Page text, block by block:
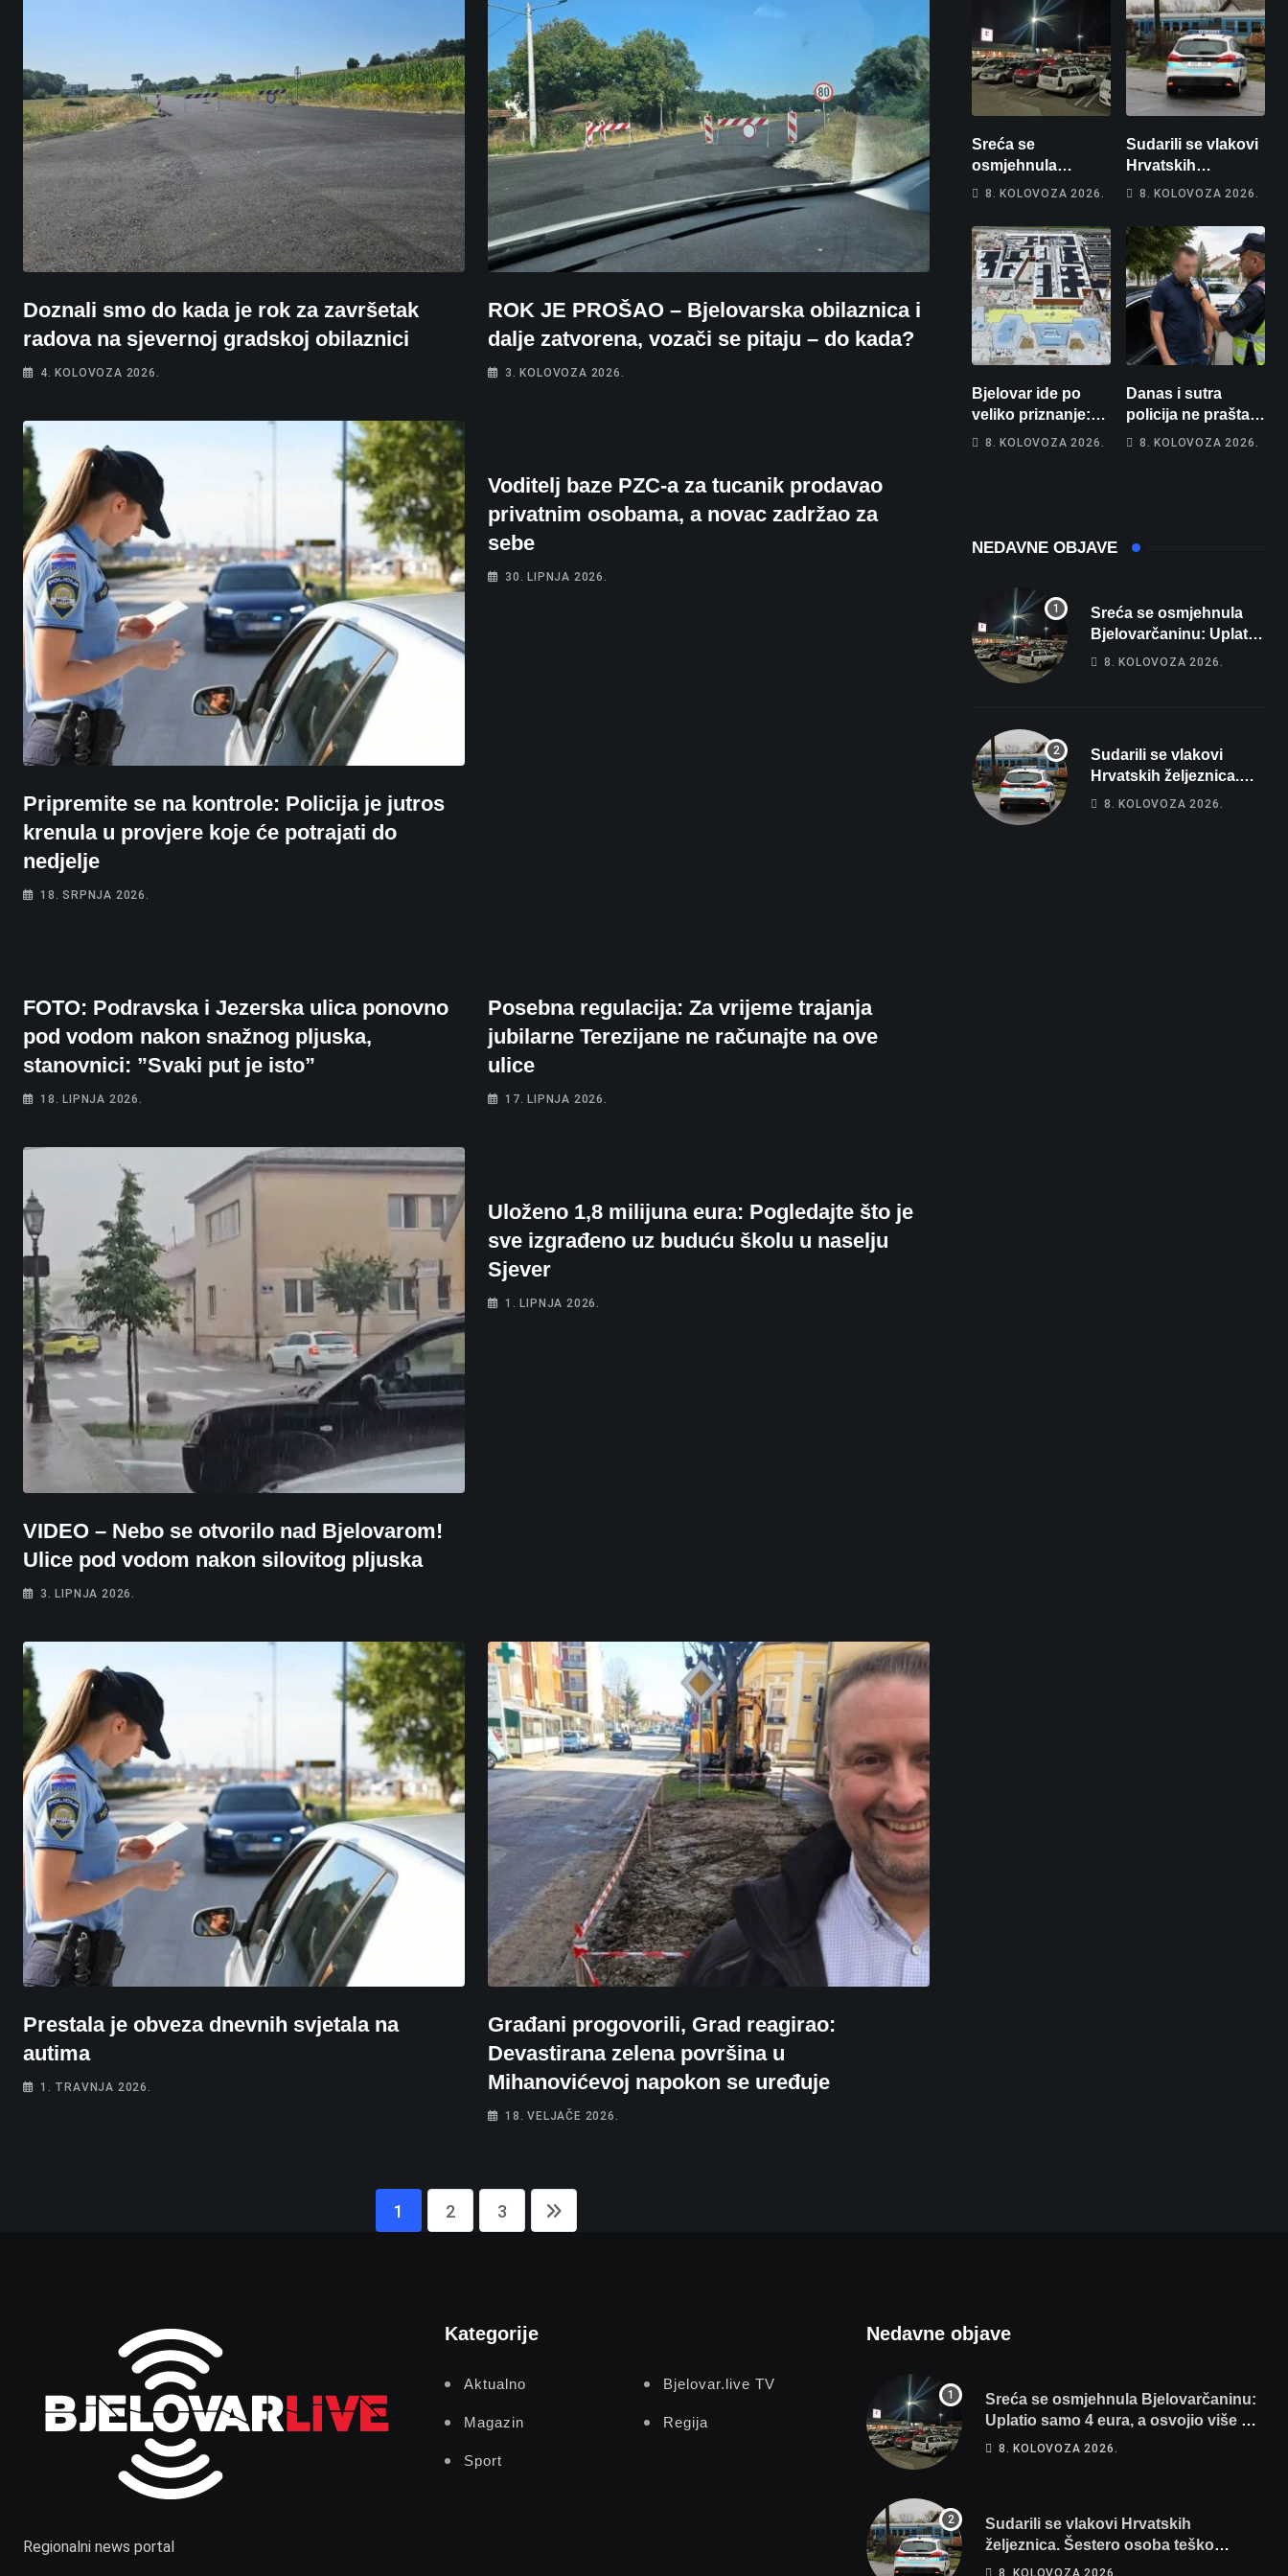
Doznali smo do kada je rok za završetak
radova na sjevernoj gradskoj obilaznici
4. KOLOVOZA 2026.
ROK JE PROŠAO – Bjelovarska obilaznica i
dalje zatvorena, vozači se pitaju – do kada?
3. KOLOVOZA 2026.
Pripremite se na kontrole: Policija je jutros
krenula u provjere koje će potrajati do
nedjelje
18. SRPNJA 2026.
Voditelj baze PZC-a za tucanik prodavao
privatnim osobama, a novac zadržao za
sebe
30. LIPNJA 2026.
FOTO: Podravska i Jezerska ulica ponovno
pod vodom nakon snažnog pljuska,
stanovnici: ”Svaki put je isto”
18. LIPNJA 2026.
Posebna regulacija: Za vrijeme trajanja
jubilarne Terezijane ne računajte na ove
ulice
17. LIPNJA 2026.
VIDEO – Nebo se otvorilo nad Bjelovarom!
Ulice pod vodom nakon silovitog pljuska
3. LIPNJA 2026.
Uloženo 1,8 milijuna eura: Pogledajte što je
sve izgrađeno uz buduću školu u naselju
Sjever
1. LIPNJA 2026.
Prestala je obveza dnevnih svjetala na
autima
1. TRAVNJA 2026.
Građani progovorili, Grad reagirao:
Devastirana zelena površina u
Mihanovićevoj napokon se uređuje
18. VELJAČE 2026.
1 2 3
Sreća se
osmjehnula
Bjelovarčaninu:
eura, a osvojio
više od 80 tisuća
eura
8. KOLOVOZA 2026.
Sudarili se vlakovi
Hrvatskih
željeznica. Šestero
ozlijeđeno, mlađa
žena na
intenzivnoj
8. KOLOVOZA 2026.
Bjelovar ide po
veliko priznanje:
Hrebak danas u
prvenstva
8. KOLOVOZA 2026.
Danas i sutra
policija ne prašta:
Na cestama su
8. KOLOVOZA 2026.
NEDAVNE OBJAVE
Sreća se osmjehnula
Bjelovarčaninu: Uplatio
samo 4 eura, a osvojio
8. KOLOVOZA 2026.
Sudarili se vlakovi
Hrvatskih željeznica.
Šestero osoba teško
8. KOLOVOZA 2026.
Regionalni news portal
Kategorije
Aktualno Bjelovar.live TV
Magazin Regija
Sport
Nedavne objave
Sreća se osmjehnula Bjelovarčaninu:
Uplatio samo 4 eura, a osvojio više od
80 tisuća eura
8. KOLOVOZA 2026.
Sudarili se vlakovi Hrvatskih
željeznica. Šestero osoba teško
ozlijeđeno, mlađa žena na intenzivnoj